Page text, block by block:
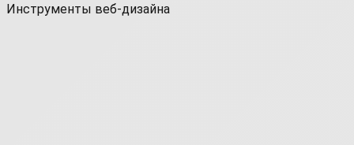
Инструменты веб-дизайна